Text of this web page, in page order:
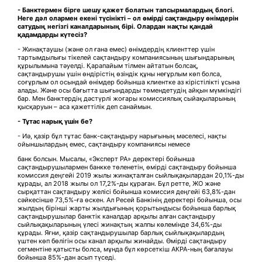
- Банктермен бірге шешу қажет болатын тапсырмалардың блогі.
Неге дәл олармен екені түсінікті – ол өмірді сақтандыру өнімдерін
сатудың негізгі каналдарының бірі. Олардан нақты қандай
қадамдарды күтесіз?
- Жинақтаушы (және ол ғана емес) өнімдердің клиенттер үшін
тартымдылығы тікелей сақтандыру компаниясының шығындарының
құрылымына тәуелді. Қарапайым тілмен айтатын болсақ,
сақтандырушы үшін өндірістің өзіндік құны неғұрлым көп болса,
соғұрлым ол осындай өнімдер бойынша клиентке аз кірістілікті ұсына
алады. Және осы бағытта шығындарды төмендетудің айқын мүмкіндігі
бар. Мен банктердің дәстүрлі жоғары комиссиялық сыйақыларының
қысқаруын – аса қажеттілік деп санаймын.
- Тұтас нарық үшін бе?
- Иә, қазір бұл тұтас банк-сақтандыру нарығының мәселесі, нақты
ойыншылардың емес, сақтандыру компаниясы немесе
банк болсын. Мысалы, «Эксперт РА» деректері бойынша
сақтандырушылармен банкке төленетін, өмірді сақтандыру бойынша
комиссия деңгейі 2019 жылы жинақталған сыйлықақылардан 20,1%-ды
құрады, ал 2018 жылы ол 17,2%-ды құраған. Бұл ретте, ЖО және
сырқаттан сақтандыру желісі бойынша комиссия деңгейі 63,8%-дан
сәйкесінше 73,5%-ға өскен. Ал Ресей Банкінің деректері бойынша, осы
жылдың бірінші жарты жылдығының қорытындысы бойынша барлық
сақтандырушылар банктік каналдар арқылы алған сақтандыру
сыйлықақыларының үлесі жинақтың жалпы көлемінде 34,6%-ды
құрады. Яғни, қазір сақтандырушылар барлық сыйлықақылардың
үштен көп бөлігін осы канал арқылы жинайды. Өмірді сақтандыру
сегментіне қатысты болса, мұнда бұл көрсеткіш АКРА-ның бағалауы
бойынша 85%-дан асып түседі.